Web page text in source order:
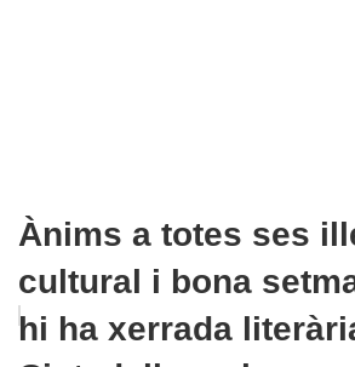
Ànims a totes ses
cultural i bona
hi ha xerrada